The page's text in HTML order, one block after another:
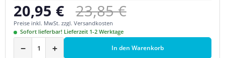
Verkaufspreis:
20,95 € Regulärer Preis:
23,85 €
Preise inkl. MwSt. zzgl. Versandkosten
Sofort lieferbar! Lieferzeit 1-2 Werktage
− + In den Warenkorb